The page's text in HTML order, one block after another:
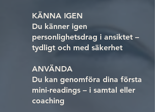
KÄNNA IGEN
Du känner igen
personlighetsdrag i ansiktet –
tydligt och med säkerhet
ANVÄNDA
Du kan genomföra dina första
mini-readings – i samtal eller
coaching